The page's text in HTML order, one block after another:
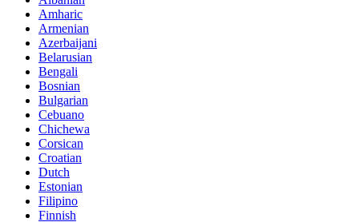
Amharic
Armenian
Azerbaijani
Belarusian
Bengali
Bosnian
Bulgarian
Cebuano
Chichewa
Corsican
Croatian
Dutch
Estonian
Filipino
Finnish